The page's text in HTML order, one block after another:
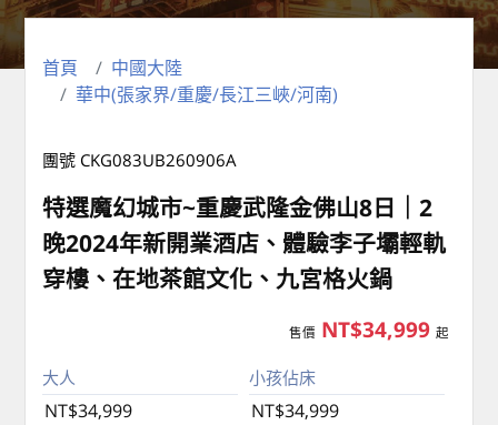
首頁
中國大陸
華中(張家界/重慶/長江三峽/河南)
團號 CKG083UB260906A
特選魔幻城市~重慶武隆金佛山8日｜2
晚2024年新開業酒店、體驗李子壩輕軌
穿樓、在地茶館文化、九宮格火鍋
售價 NT$34,999 起
大人
NT$34,999
小孩佔床
NT$34,999